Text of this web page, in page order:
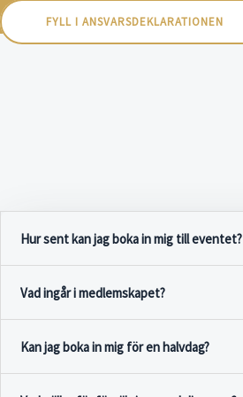
FYLL I ANSVARSDEKLARATIONEN
Hur sent kan jag boka in mig till eventet?
Vad ingår i medlemskapet?
Kan jag boka in mig för en halvdag?